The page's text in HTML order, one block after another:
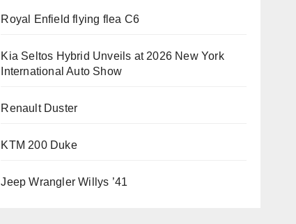
Royal Enfield flying flea C6
Kia Seltos Hybrid Unveils at 2026 New York
International Auto Show
Renault Duster
KTM 200 Duke
Jeep Wrangler Willys ’41